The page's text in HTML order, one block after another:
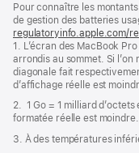
de
page
de
bas
de
page
Pour connaître les
de gestion des batteries
regulatoryinfo.apple.com/
1. L’écran des MacBook
arrondis au sommet. Si
diagonale fait
d’affichage réelle est
2. 1 Go = 1 milliard
formatée réelle est moindre.
3. À des températures